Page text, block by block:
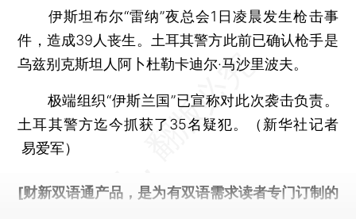
伊斯坦布尔“雷纳”夜总会1日凌晨发生枪击事
件，造成39人丧生。土耳其警方此前已确认枪手是
乌兹别克斯坦人阿卜杜勒卡迪尔·马沙里波夫。
极端组织“伊斯兰国”已宣称对此次袭击负责。
土耳其警方迄今抓获了35名疑犯。（新华社记者
易爱军）
[财新双语通产品，是为有双语需求读者专门订制的